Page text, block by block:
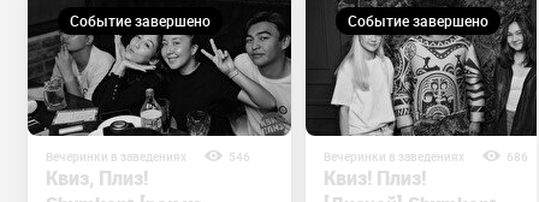
Событие завершено
Вечеринки в заведениях 546
Квиз, Плиз!
Событие завершено
Вечеринки в заведениях 686
Квиз! Плиз!